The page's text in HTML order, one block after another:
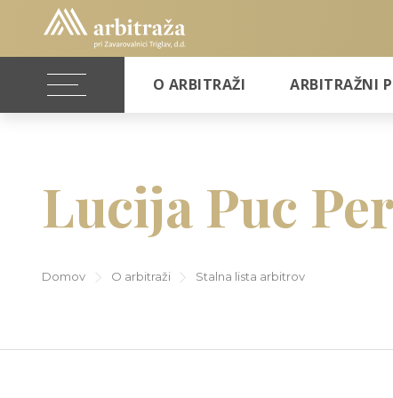
O ARBITRAŽI ARBITRAŽNI
Lucija Puc
Domov O arbitraži Stalna lista arbitrov